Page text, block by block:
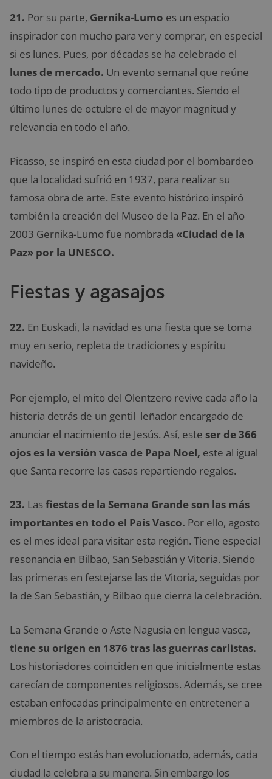
21. Por su parte, Gernika-Lumo es un espacio
inspirador con mucho para ver y comprar, en especial
si es lunes. Pues, por décadas se ha celebrado el
lunes de mercado. Un evento semanal que reúne
todo tipo de productos y comerciantes. Siendo el
último lunes de octubre el de mayor magnitud y
relevancia en todo el año.
Picasso, se inspiró en esta ciudad por el bombardeo
que la localidad sufrió en 1937, para realizar su
famosa obra de arte. Este evento histórico inspiró
también la creación del Museo de la Paz. En el año
2003 Gernika-Lumo fue nombrada «Ciudad de la
Paz» por la UNESCO.
Fiestas y agasajos
22. En Euskadi, la navidad es una fiesta que se toma
muy en serio, repleta de tradiciones y espíritu
navideño.
Por ejemplo, el mito del Olentzero revive cada año la
historia detrás de un gentil leñador encargado de
anunciar el nacimiento de Jesús. Así, este ser de 366
ojos es la versión vasca de Papa Noel, este al igual
que Santa recorre las casas repartiendo regalos.
23. Lasfiestas de la Semana Grande son las más
importantes en todo el País Vasco. Por ello, agosto
es el mes ideal para visitar esta región. Tiene especial
resonancia en Bilbao, San Sebastián y Vitoria. Siendo
las primeras en festejarse las de Vitoria, seguidas por
la de San Sebastián, y Bilbao que cierra la celebración.
La Semana Grande o Aste Nagusia en lengua vasca,
tiene su origen en 1876 tras las guerras carlistas.
Los historiadores coinciden en que inicialmente estas
carecían de componentes religiosos. Además, se cree
estaban enfocadas principalmente en entretener a
miembros de la aristocracia.
Con el tiempo estás han evolucionado, además, cada
ciudad la celebra a su manera. Sin embargo los